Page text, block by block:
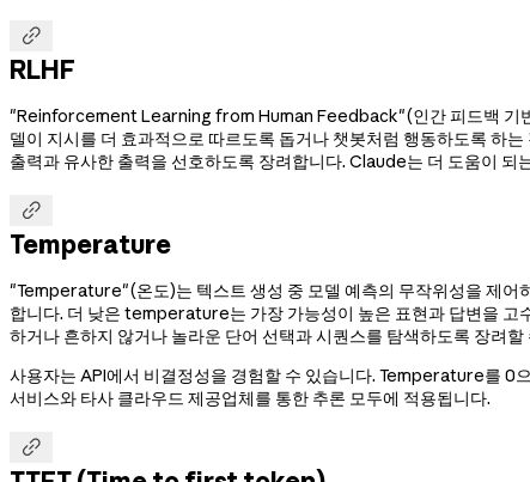

RLHF
"Reinforcement Learning from Human Feedback"(인간 피드백 기반
델이 지시를 더 효과적으로 따르도록 돕거나 챗봇처럼 행동하도록 하
출력과 유사한 출력을 선호하도록 장려합니다. Claude는 더 도움이

Temperature
"Temperature"(온도)는 텍스트 생성 중 모델 예측의 무작위성을 제어
합니다. 더 낮은 temperature는 가장 가능성이 높은 표현과 답변을 고
하거나 흔하지 않거나 놀라운 단어 선택과 시퀀스를 탐색하도록 장려할
사용자는 API에서 비결정성을 경험할 수 있습니다. Temperature를 0
서비스와 타사 클라우드 제공업체를 통한 추론 모두에 적용됩니다.
